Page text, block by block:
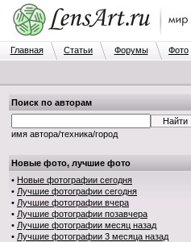
Главная Статьи Форумы Фото
Поиск по авторам
имя автора/техника/город
Новые фото, лучшие фото
• Новые фотографии сегодня
• Лучшие фотографии сегодня
• Лучшие фотографии вчера
• Лучшие фотографии позавчера
• Лучшие фотографии месяц назад
• Лучшие фотографии 3 месяца назад